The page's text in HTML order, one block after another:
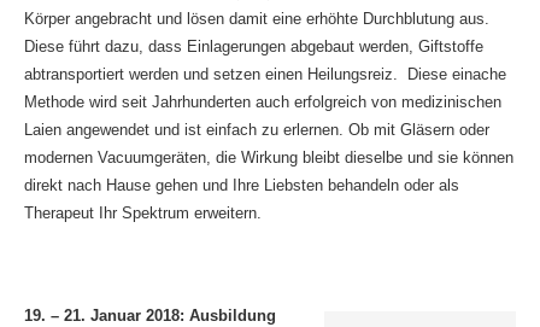
Körper angebracht und lösen damit eine erhöhte Durchblutung aus.
Diese führt dazu, dass Einlagerungen abgebaut werden, Giftstoffe
abtransportiert werden und setzen einen Heilungsreiz. Diese einache
Methode wird seit Jahrhunderten auch erfolgreich von medizinischen
Laien angewendet und ist einfach zu erlernen. Ob mit Gläsern oder
modernen Vacuumgeräten, die Wirkung bleibt dieselbe und sie können
direkt nach Hause gehen und Ihre Liebsten behandeln oder als
Therapeut Ihr Spektrum erweitern.
19. – 21. Januar 2018: Ausbildung